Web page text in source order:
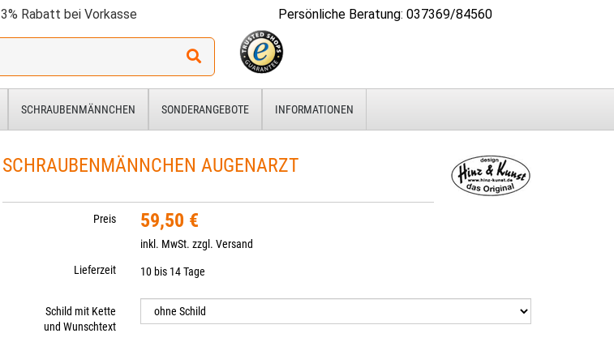
3% Rabatt bei Vorkasse Persönliche Beratung: 037369/84560
SCHRAUBENMÄNNCHEN SONDERANGEBOTE INFORMATIONEN
SCHRAUBENMÄNNCHEN AUGENARZT
Preis 59,50 €
inkl. MwSt. zzgl.Versand
Lieferzeit
10 bis 14 Tage
Schild mit Kette
und Wunschtext